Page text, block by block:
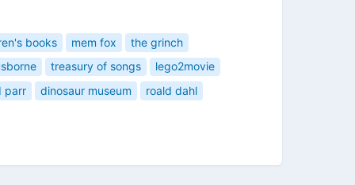
books mem fox
the grinch
treasury of songs
lego2movie
parr dinosaur museum
roald dahl